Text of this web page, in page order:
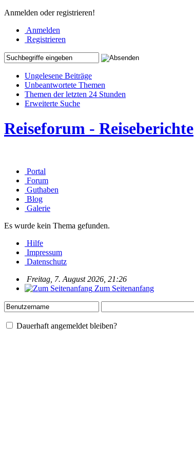
Anmelden oder registrieren!
Anmelden
Registrieren
Ungelesene Beiträge
Unbeantwortete Themen
Themen der letzten 24 Stunden
Erweiterte Suche
Reiseforum - Reiseberichte
Portal
Forum
Guthaben
Blog
Galerie
Es wurde kein Thema gefunden.
Hilfe
Impressum
Datenschutz
Freitag, 7. August 2026, 21:26
Zum Seitenanfang
Dauerhaft angemeldet bleiben?